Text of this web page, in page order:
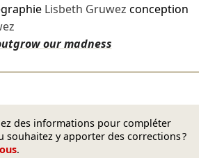
Lisbeth Gruwez conception
our madness
des informations pour compléter
souhaitez y apporter des corrections ?
.